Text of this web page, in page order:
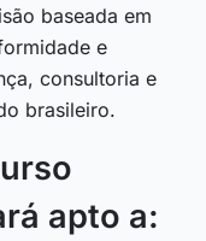
baseada em
e
consultoria e
brasileiro.
apto a: